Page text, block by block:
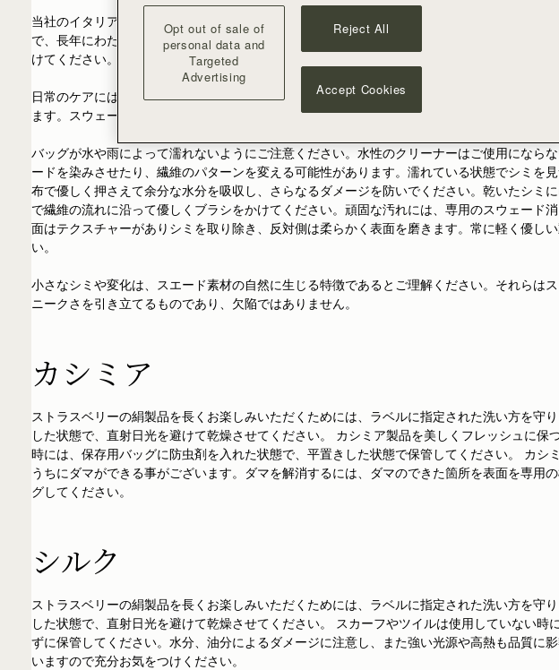
当社のイタリアンカーフスウェードは、贅沢でありながら繊細な素材です。適切なケアと使
で、長年にわたってお楽しみいただけます。ご注文時にともに提供されるダストバッグに収
けてください。この素材は色移りしやすいため、特に薄い色の服を着る際や湿度の高い環境で
日常のケアには、鮮やかな色合いと美しい見た目を保つためにスウェードブラシを使用した
ます。スウェードの自然な繊維の流れに沿って軽くブラシをかけてください。
バッグが水や雨によって濡れないようにご注意ください。水性のクリーナーはご使用になら
ードを染みさせたり、繊維のパターンを変える可能性があります。濡れている状態でシミを
布で優しく押さえて余分な水分を吸収し、さらなるダメージを防いでください。乾いたシミ
で繊維の流れに沿って優しくブラシをかけてください。頑固な汚れには、専用のスウェード
面はテクスチャーがありシミを取り除き、反対側は柔らかく表面を磨きます。常に軽く優し
い。
小さなシミや変化は、スエード素材の自然に生じる特徴であるとご理解ください。それらは
ニークさを引き立てるものであり、欠陥ではありません。
カシミア
ストラスベリーの絹製品を長くお楽しみいただくためには、ラベルに指定された洗い方を守
した状態で、直射日光を避けて乾燥させてください。 カシミア製品を美しくフレッシュに保
時には、保存用バッグに防虫剤を入れた状態で、平置きした状態で保管してください。 カシ
うちにダマができる事がございます。ダマを解消するには、ダマのできた箇所を表面を専用
グしてください。
シルク
ストラスベリーの絹製品を長くお楽しみいただくためには、ラベルに指定された洗い方を守
した状態で、直射日光を避けて乾燥させてください。 スカーフやツイルは使用していない時
ずに保管してください。水分、油分によるダメージに注意し、また強い光源や高熱も品質に
いますので充分お気をつけください。
Opt out of sale of
personal data and
Targeted
Advertising
Reject All
Accept Cookies